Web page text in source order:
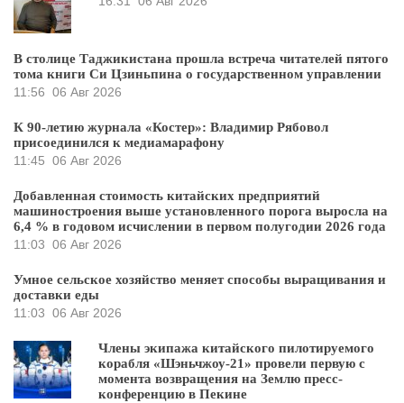
В столице Таджикистана прошла встреча читателей пятого
тома книги Си Цзиньпина о государственном управлении
11:56 06 Авг 2026
К 90-летию журнала «Костер»: Владимир Рябовол
присоединился к медиамарафону
11:45 06 Авг 2026
Добавленная стоимость китайских предприятий
машиностроения выше установленного порога выросла на
6,4 % в годовом исчислении в первом полугодии 2026 года
11:03 06 Авг 2026
Умное сельское хозяйство меняет способы выращивания и
доставки еды
11:03 06 Авг 2026
Члены экипажа китайского пилотируемого
корабля «Шэньчжоу-21» провели первую с
момента возвращения на Землю пресс-
конференцию в Пекине